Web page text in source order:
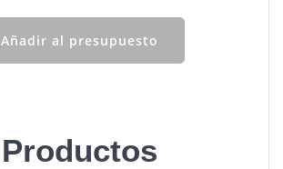
Añadir al presupuesto
Productos